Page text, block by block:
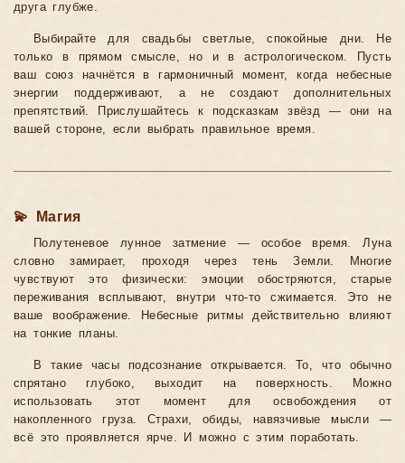
друга глубже.
Выбирайте для свадьбы светлые, спокойные дни. Не
только в прямом смысле, но и в астрологическом. Пусть
ваш союз начнётся в гармоничный момент, когда небесные
энергии поддерживают, а не создают дополнительных
препятствий. Прислушайтесь к подсказкам звёзд — они на
вашей стороне, если выбрать правильное время.
💫 Магия
Полутеневое лунное затмение — особое время. Луна
словно замирает, проходя через тень Земли. Многие
чувствуют это физически: эмоции обостряются, старые
переживания всплывают, внутри что-то сжимается. Это не
ваше воображение. Небесные ритмы действительно влияют
на тонкие планы.
В такие часы подсознание открывается. То, что обычно
спрятано глубоко, выходит на поверхность. Можно
использовать этот момент для освобождения от
накопленного груза. Страхи, обиды, навязчивые мысли —
всё это проявляется ярче. И можно с этим поработать.